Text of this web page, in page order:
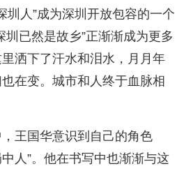
圳人”成为深圳开放包容的一个
圳已然是故乡”正渐渐成为更多
洒下了汗水和泪水，月月年
在变。城市和人终于血脉相
王国华意识到自己的角色
中人”。他在书写中也渐渐与这